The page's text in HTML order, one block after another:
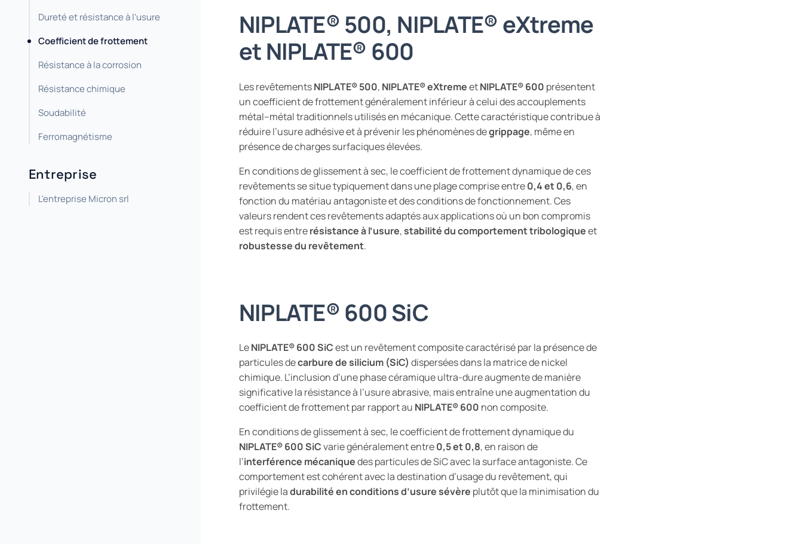
Dureté et résistance à l'usure
Coefficient de frottement
Résistance à la corrosion
Résistance chimique
Soudabilité
Ferromagnétisme
Entreprise
L'entreprise Micron srl
NIPLATE®500, NIPLATE®eXtreme
etNIPLATE® 600
Les revêtementsNIPLATE®500, NIPLATE®eXtremeetNIPLATE®600 présentent
un coefficient de frottement généralement inférieur à celui des accouplements
métal–métal traditionnels utilisés en mécanique. Cette caractéristique contribue à
réduire l’usure adhésive et à prévenir les phénomènes degrippage, même en
présence de charges surfaciques élevées.
En conditions de glissement à sec, le coefficient de frottement dynamique de ces
revêtements se situe typiquement dans une plage comprise entre0,4 et 0,6, en
fonction du matériau antagoniste et des conditions de fonctionnement. Ces
valeurs rendent ces revêtements adaptés aux applications où un bon compromis
est requis entrerésistance à l’usure,stabilité du comportement tribologiqueet
robustesse du revêtement.
NIPLATE®600 SiC
LeNIPLATE®600 SiCest un revêtement composite caractérisé par la présence de
particules decarbure de silicium (SiC) dispersées dans la matrice de nickel
chimique. L’inclusion d’une phase céramique ultra-dure augmente de manière
significative la résistance à l’usure abrasive, mais entraîne une augmentation du
coefficient de frottement par rapport au NIPLATE®600 non composite.
En conditions de glissement à sec, le coefficient de frottement dynamique du
NIPLATE®600 SiCvarie généralement entre0,5 et 0,8, en raison de
l’interférence mécaniquedes particules de SiC avec la surface antagoniste. Ce
comportement est cohérent avec la destination d’usage du revêtement, qui
privilégie ladurabilité en conditions d’usure sévère plutôt que la minimisation du
frottement.